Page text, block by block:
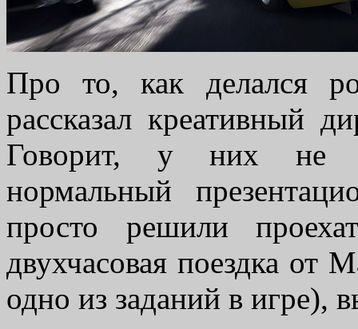
Про то, как делался
рассказал креативный
Говорит, у них не
нормальный
просто решили
двухчасовая поездка от
одно из заданий в игре),